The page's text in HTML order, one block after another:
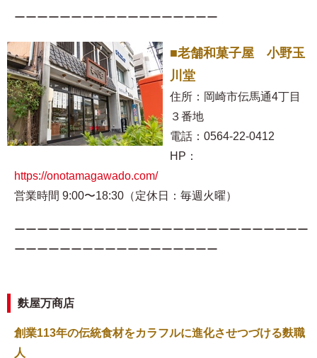
ーーーーーーーーーーーーーーーーーー
■老舗和菓子屋 小野玉
川堂
住所：岡崎市伝馬通4丁目
３番地
電話：0564-22-0412
HP：
https://onotamagawado.com/
営業時間 9:00〜18:30（定休日：毎週火曜）
ーーーーーーーーーーーーーーーーーーーーーーーーーー
ーーーーーーーーーーーーーーーーーー
麩屋万商店
創業113年の伝統食材をカラフルに進化させつづける麩職
人